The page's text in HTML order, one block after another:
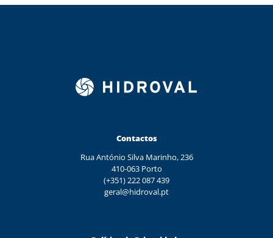
Contactos
Rua António Silva Marinho, 236
410-063 Porto
(+351) 222 087 439
geral@hidroval.pt